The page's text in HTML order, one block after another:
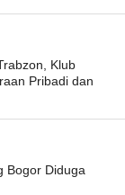
Klub
Pribadi dan
Bogor Diduga